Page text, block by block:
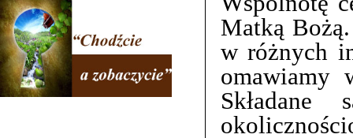
Matką
w różnych
omawiamy